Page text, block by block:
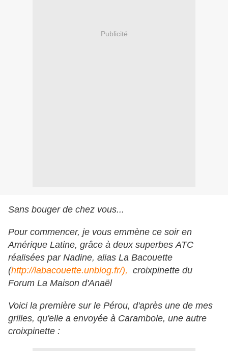
Publicité
Sans bouger de chez vous...
Pour commencer, je vous emmène ce soir en
Amérique Latine, grâce à deux superbes ATC
réalisées par Nadine, alias La Bacouette
(http://labacouette.unblog.fr/), croixpinette du
Forum La Maison d'Anaël
Voici la première sur le Pérou, d'après une de mes
grilles, qu'elle a envoyée à Carambole, une autre
croixpinette :